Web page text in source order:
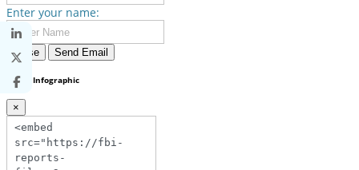
Enter your name:
Close Send Email
Share Infographic
×